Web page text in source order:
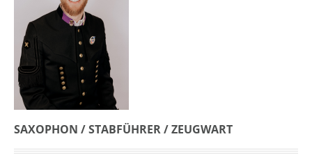
SAXOPHON / STABFÜHRER / ZEUGWART